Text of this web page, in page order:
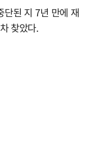
단된 지 7년 만에 재
찾았다.